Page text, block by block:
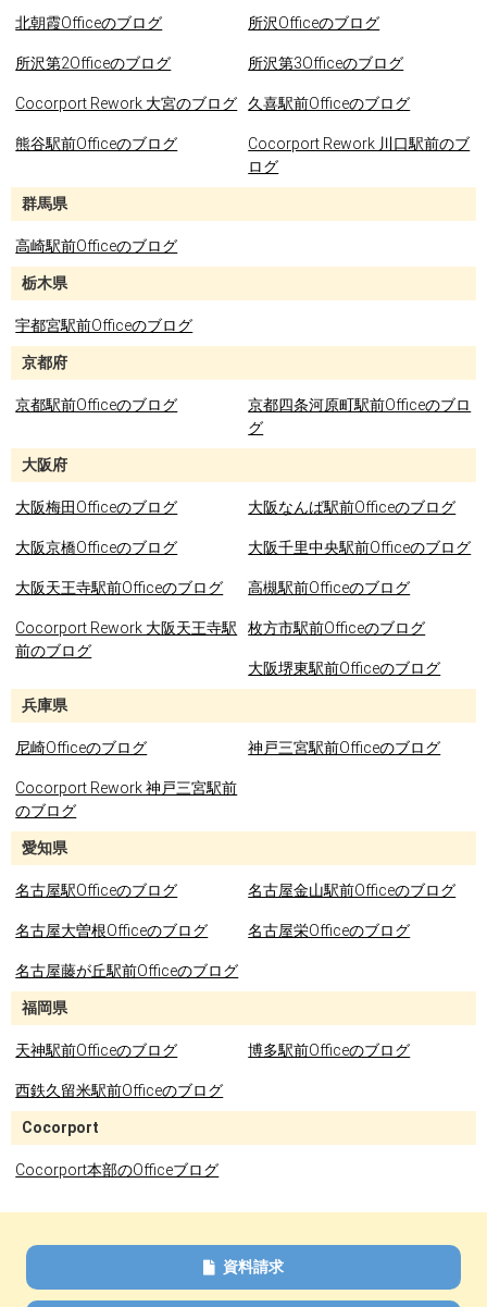
北朝霞Officeのブログ 所沢Officeのブログ
所沢第2Officeのブログ 所沢第3Officeのブログ
Cocorport Rework 大宮のブログ 久喜駅前Officeのブログ
熊谷駅前Officeのブログ
Cocorport Rework 川口駅前のブ
ログ
群馬県
高崎駅前Officeのブログ
栃木県
宇都宮駅前Officeのブログ
京都府
京都駅前Officeのブログ
京都四条河原町駅前Officeのブロ
グ
大阪府
大阪梅田Officeのブログ 大阪なんば駅前Officeのブログ
大阪京橋Officeのブログ 大阪千里中央駅前Officeのブログ
大阪天王寺駅前Officeのブログ 高槻駅前Officeのブログ
Cocorport Rework 大阪天王寺駅
前のブログ
枚方市駅前Officeのブログ
大阪堺東駅前Officeのブログ
兵庫県
尼崎Officeのブログ 神戸三宮駅前Officeのブログ
Cocorport Rework 神戸三宮駅前
のブログ
愛知県
名古屋駅Officeのブログ 名古屋金山駅前Officeのブログ
名古屋大曽根Officeのブログ 名古屋栄Officeのブログ
名古屋藤が丘駅前Officeのブログ
福岡県
天神駅前Officeのブログ 博多駅前Officeのブログ
西鉄久留米駅前Officeのブログ
Cocorport
Cocorport本部のOfficeブログ
資料請求